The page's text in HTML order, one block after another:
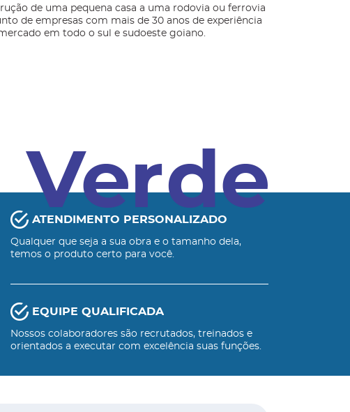
de uma pequena casa a uma rodovia ou ferrovia
de empresas com mais de 30 anos de experiência
em todo o sul e sudoeste goiano.
ATENDIMENTO PERSONALIZADO
Qualquer que seja a sua obra e o tamanho dela,
temos o produto certo para você.
EQUIPE QUALIFICADA
Nossos colaboradores são recrutados, treinados e
orientados a executar com excelência suas funções.